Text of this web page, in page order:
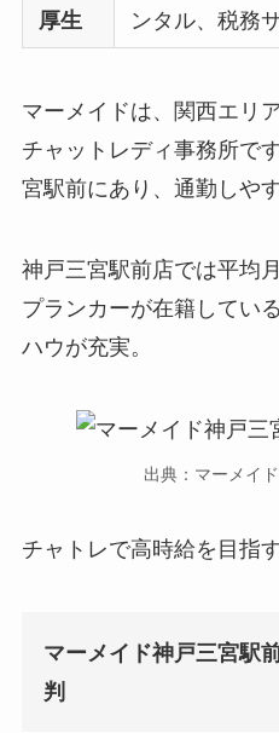
厚生
ンタル、税務
マーメイドは、関西エリ
チャットレディ事務所で
宮駅前にあり、通勤しや
神戸三宮駅前店では平均
プランカーが在籍してい
ハウが充実。
出典：マーメイ
チャトレで高時給を目指
マーメイド神戸三宮駅
判